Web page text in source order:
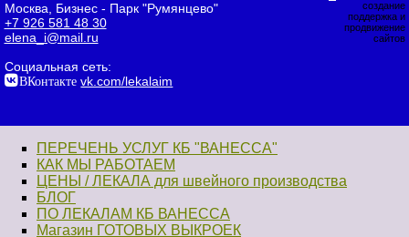
Москва, Бизнес - Парк "Румянцево"
+7 926 581 48 30
elena_i@mail.ru
Социальная сеть:
ВКонтакте vk.com/lekalaim
создание
поддержка и
продвижение
сайтов
ПЕРЕЧЕНЬ УСЛУГ КБ "ВАНЕССА"
КАК МЫ РАБОТАЕМ
ЦЕНЫ / ЛЕКАЛА для швейного производства
БЛОГ
ПО ЛЕКАЛАМ КБ ВАНЕССА
Магазин ГОТОВЫХ ВЫКРОЕК